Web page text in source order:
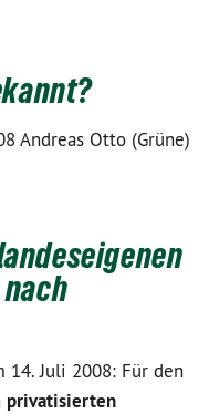
Andreas Otto (Grüne)
14. Juli 2008: Für den
privatisierten